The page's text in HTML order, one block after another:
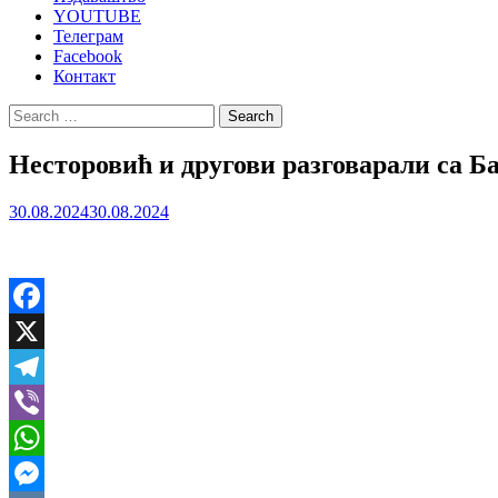
YOUTUBE
Телеграм
Facebook
Контакт
Search
for:
Несторовић и другови разговарали са
30.08.202430.08.2024
Facebook
X
Telegram
Viber
WhatsApp